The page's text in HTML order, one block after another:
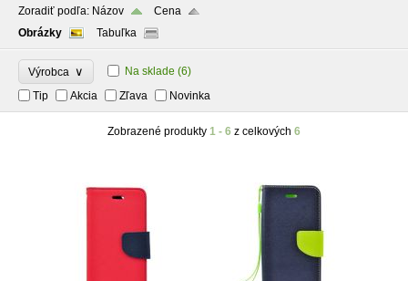
Zoradiť podľa: Názov
Cena
Obrázky
Tabuľka
Výrobca ∨ Na sklade (6)
Tip
Akcia Zľava Novinka
Zobrazené produkty 1 - 6 z celkových 6